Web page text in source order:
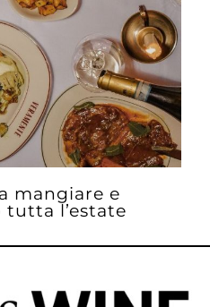
mangiare e
l’estate